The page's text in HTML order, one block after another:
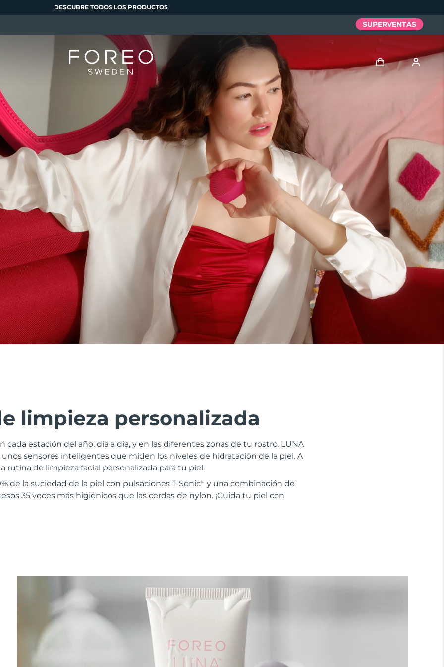
limpieza personalizada
cada estación del año, día a día, y en las diferentes zonas de tu rostro. LUNA
sensores inteligentes que miden los niveles de hidratación de la piel. A
rutina de limpieza facial personalizada para tu piel.
de la suciedad de la piel con pulsaciones T-SonicTM
y una combinación de
35 veces más higiénicos que las cerdas de nylon. ¡Cuida tu piel con
DESCUBRE TODOS LOS PRODUCTOS
SUPERVENTAS
Perfil de usuario
Mis dispositivos
Mis pedidos
Mis direcciones
Mis suscripciones